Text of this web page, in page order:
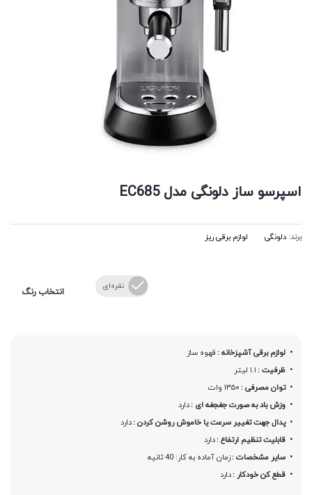
اسپرسو ساز دلونگی مدل EC685
برند: دلونگی لوازم برقی ریز
انتخاب رنگ
نقره‌ای
لوازم برقی آشپزخانه :قهوه ساز
ظرفیت :۱.۱ لیتر
توان مصرفی :۱۳۵۰ وات
وزش باد به صورت جغجغه ای :دارد
پدال جهت تغییر سرعت یا خاموش روشن کردن :دارد
قابلیت تنظیم ارتفاع :دارد
سایر مشخصات :زمان آماده به کار: 40 ثانیه
قطع کن خودکار :دارد